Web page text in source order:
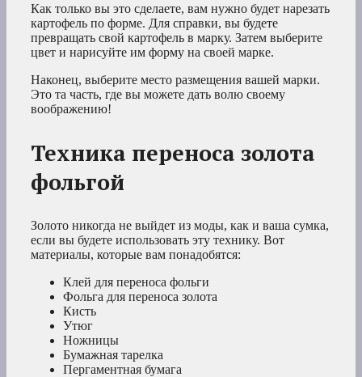
Как только вы это сделаете, вам нужно будет нарезать
картофель по форме. Для справки, вы будете
превращать свой картофель в марку. Затем выберите
цвет и нарисуйте им форму на своей марке.
Наконец, выберите место размещения вашей марки.
Это та часть, где вы можете дать волю своему
воображению!
Техника переноса золота
фольгой
Золото никогда не выйдет из моды, как и ваша сумка,
если вы будете использовать эту технику. Вот
материалы, которые вам понадобятся:
Клей для переноса фольги
Фольга для переноса золота
Кисть
Утюг
Ножницы
Бумажная тарелка
Пергаментная бумага